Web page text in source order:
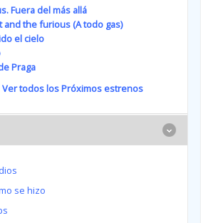
Fuera del más allá
and the furious (A todo gas)
el cielo
Praga
Ver todos los Próximos estrenos
se hizo